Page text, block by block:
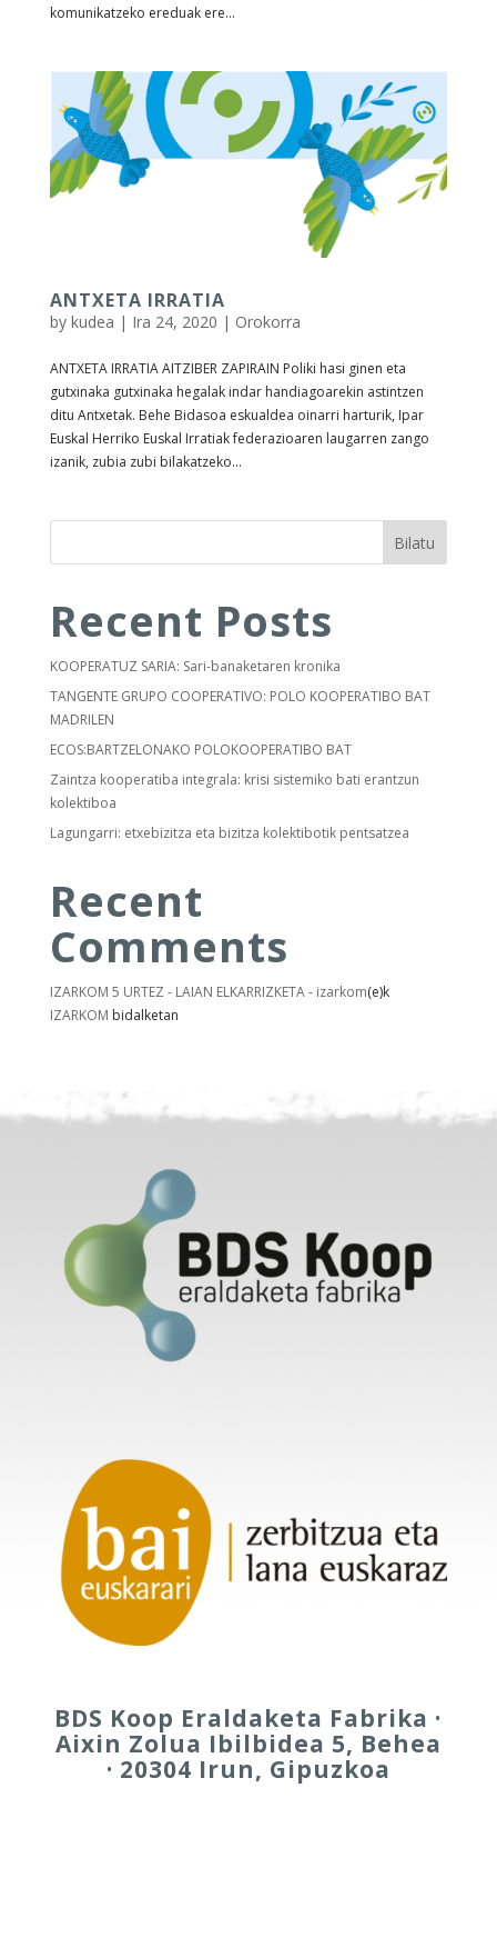
komunikatzeko ereduak ere...
ANTXETA IRRATIA
by kudea | Ira 24, 2020 | Orokorra
ANTXETA IRRATIA AITZIBER ZAPIRAIN Poliki hasi ginen eta
gutxinaka gutxinaka hegalak indar handiagoarekin astintzen
ditu Antxetak. Behe Bidasoa eskualdea oinarri harturik, Ipar
Euskal Herriko Euskal Irratiak federazioaren laugarren zango
izanik, zubia zubi bilakatzeko...
Bilatu
Recent Posts
KOOPERATUZ SARIA: Sari-banaketaren kronika
TANGENTE GRUPO COOPERATIVO: POLO KOOPERATIBO BAT
MADRILEN
ECOS:BARTZELONAKO POLOKOOPERATIBO BAT
Zaintza kooperatiba integrala: krisi sistemiko bati erantzun
kolektiboa
Lagungarri: etxebizitza eta bizitza kolektibotik pentsatzea
Recent
Comments
IZARKOM 5 URTEZ - LAIAN ELKARRIZKETA - izarkom(e)k
IZARKOM bidalketan
BDS Koop Eraldaketa Fabrika ·
Aixin Zolua Ibilbidea 5, Behea
· 20304 Irun, Gipuzkoa